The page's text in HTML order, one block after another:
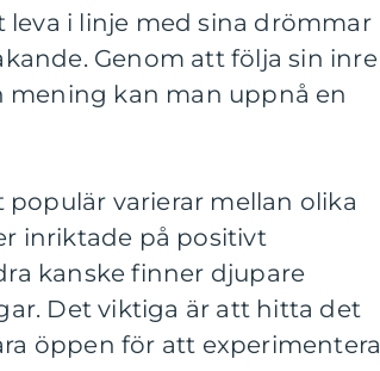
leva i linje med sina drömmar
Genom att följa sin inre
mening kan man uppnå en
varierar mellan olika
inriktade på positivt
kanske finner djupare
Det viktiga är att hitta det
öppen för att experimentera